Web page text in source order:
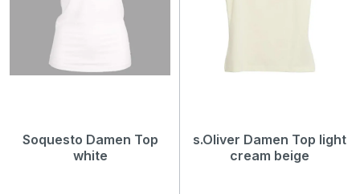
Soquesto Damen Top
white
s.Oliver Damen Top light
cream beige